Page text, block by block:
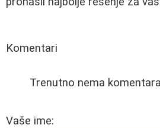
Komentari
Trenutno nema
Vaše ime: